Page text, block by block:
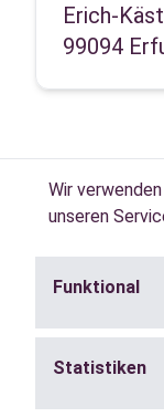
Wir
unseren
Funktional
Statistiken
Erich-
99094
Jobs
finden.